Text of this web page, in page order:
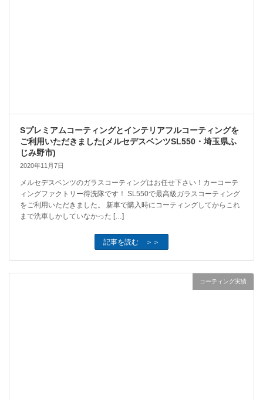
Sプレミアムコーティングとインテリアフルコーティングを
ご利用いただきました(メルセデスベンツSL550・埼玉県ふ
じみ野市)
2020年11月7日
メルセデスベンツのガラスコーティングはお任せ下さい！カーコーテ
ィングファクトリー得洗隊です！ SL550で最高級ガラスコーティング
をご利用いただきました。 新車で購入時にコーティングしてからこれ
まで洗車しかしていなかった […]
記事を読む ＞＞
コーティング実績